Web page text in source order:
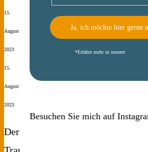
15.
August
2023
15.
August
2023
Der
*Erfahre mehr in unserer
Besuchen Sie mich auf